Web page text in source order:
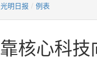
光明日报 / 例表
靠核心科技